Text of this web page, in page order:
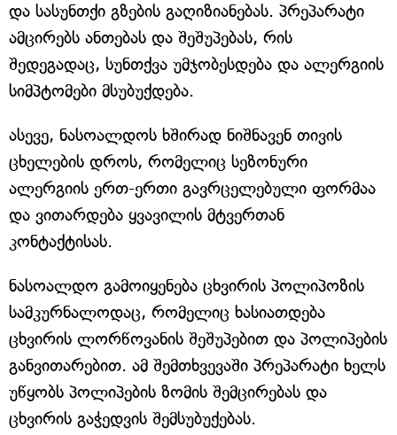
და სასუნთქი გზების გაღიზიანებას. პრეპარატი
ამცირებს ანთებას და შეშუპებას, რის
შედეგადაც, სუნთქვა უმჯობესდება და ალერგიის
სიმპტომები მსუბუქდება.
ასევე, ნასოალდოს ხშირად ნიშნავენ თივის
ცხელების დროს, რომელიც სეზონური
ალერგიის ერთ-ერთი გავრცელებული ფორმაა
და ვითარდება ყვავილის მტვერთან
კონტაქტისას.
ნასოალდო გამოიყენება ცხვირის პოლიპოზის
სამკურნალოდაც, რომელიც ხასიათდება
ცხვირის ლორწოვანის შეშუპებით და პოლიპების
განვითარებით. ამ შემთხვევაში პრეპარატი ხელს
უწყობს პოლიპების ზომის შემცირებას და
ცხვირის გაჭედვის შემსუბუქებას.